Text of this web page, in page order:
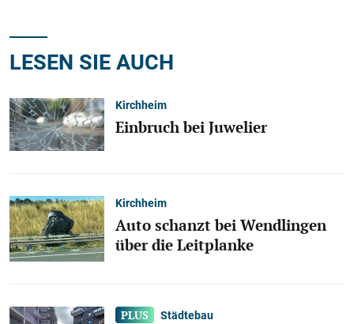
LESEN SIE AUCH
Kirchheim
Einbruch bei Juwelier
Kirchheim
Auto schanzt bei Wendlingen
über die Leitplanke
Städtebau